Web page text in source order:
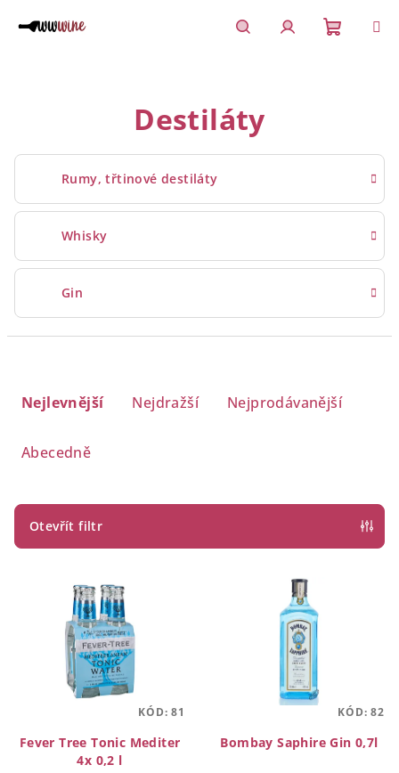
Destiláty
Rumy, třtinové destiláty
Whisky
Gin
r
Nejlevnější Nejdražší Nejprodávanější
Abecedně
Otevřít filtr
Fever Tree Tonic Mediter
4x 0,2 l
KÓD:81
Bombay Saphire Gin 0,7l
KÓD:82